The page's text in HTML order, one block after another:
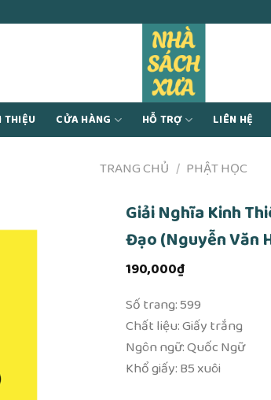
THIỆU CỬA HÀNG HỖ TRỢ LIÊN HỆ
TRANG CHỦ / PHẬT HỌC
Giải Nghĩa Kinh
Đạo (Nguyễn Văn
190,000₫
Số trang: 599
Chất liệu: Giấy trắng
Ngôn ngữ: Quốc Ngữ
Khổ giấy: B5 xuôi